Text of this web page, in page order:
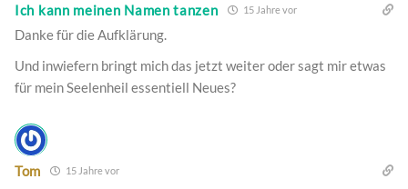
Ich kann meinen Namen tanzen 15 Jahre vor
Danke für die Aufklärung.
Und inwiefern bringt mich das jetzt weiter oder sagt mir etwas
für mein Seelenheil essentiell Neues?
Tom 15 Jahre vor